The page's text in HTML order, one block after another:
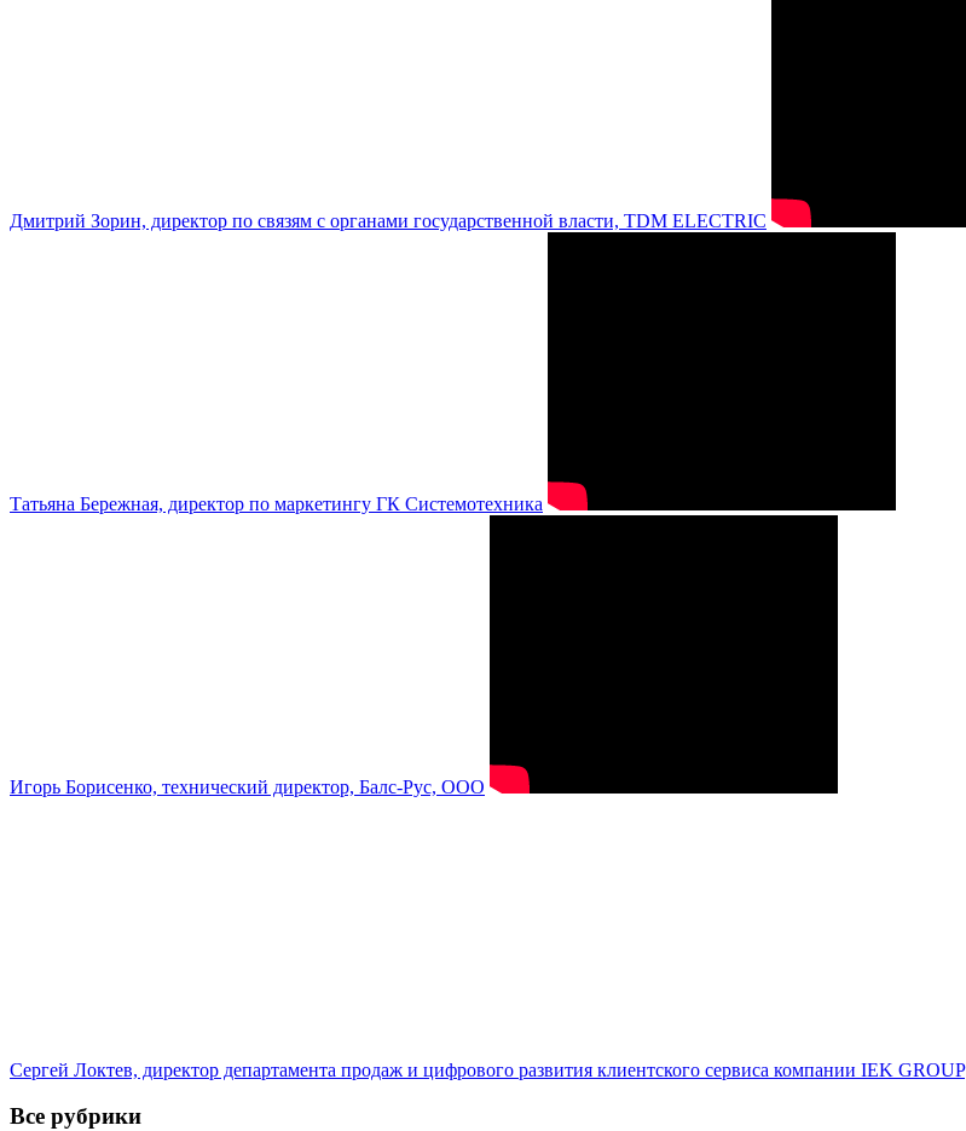
Дмитрий Зорин, директор по связям с органами государственной власти, TDM ELECTRIC
Татьяна Бережная, директор по маркетингу ГК Системотехника
Игорь Борисенко, технический директор, Балс-Рус, ООО
Сергей Локтев, директор департамента продаж и цифрового развития клиентского сервиса компании IEK GROUP
Все рубрики